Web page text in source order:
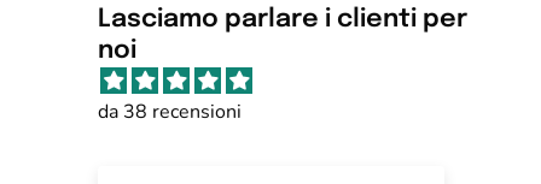
Lasciamo parlare i clienti per
noi
da 38 recensioni